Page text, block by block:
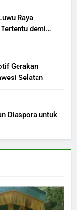
Raya
demi
Gerakan
Selatan
Diaspora untuk